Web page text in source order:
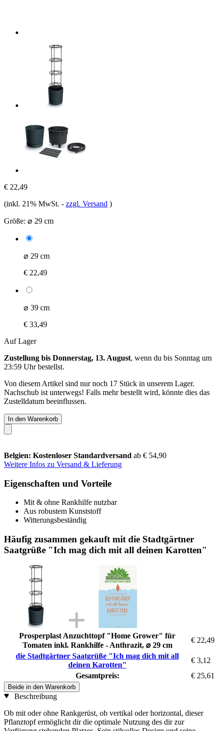
€ 22,49
(inkl. 21% MwSt. - zzgl. Versand )
Größe: ⌀ 29 cm
⌀ 29 cm
€ 22,49
⌀ 39 cm
€ 33,49
Auf Lager
Zustellung bis Donnerstag, 13. August, wenn du bis Sonntag um
23:59 Uhrbestellst.
Von diesem Artikel sind nur noch 17 Stück in unserem Lager.
Nachschub ist unterwegs! Falls mehr bestellt wird, könnte dies das
Zustelldatum beeinflussen.
In den Warenkorb
Belgien: Kostenloser Standardversand ab € 54,90
Weitere Infos zu Versand & Lieferung
Eigenschaften und Vorteile
Mit & ohne Rankhilfe nutzbar
Aus robustem Kunststoff
Witterungsbeständig
Häufig zusammen gekauft mit die Stadtgärtner
Saatgrüße "Ich mag dich mit all deinen Karotten"
Prosperplast Anzuchttopf "Home Grower" für
Tomaten inkl. Rankhilfe - Anthrazit, ⌀ 29 cm
€ 22,49
die Stadtgärtner Saatgrüße "Ich mag dich mit all
deinen Karotten"
€ 3,12
Gesamtpreis:
€ 25,61
Beide in den Warenkorb
Beschreibung
Ob mit oder ohne Rankgerüst, ob vertikal oder horizontal, dieser
Pflanztopf ermöglicht dir die optimale Nutzung des dir zur